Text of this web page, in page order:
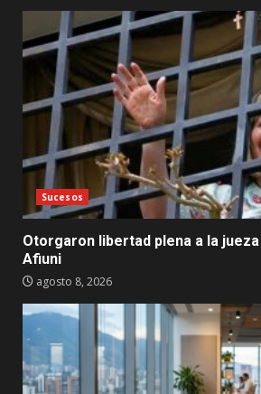
Sucesos
Otorgaron libertad plena a la
Afiuni
agosto 8, 2026